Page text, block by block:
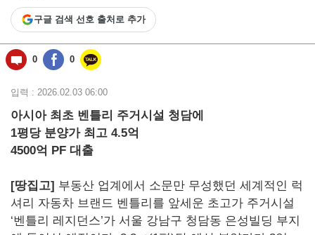
동)
구글 검색 선호 출처로 추가
0 0
입력 : 2026.02.03 06:00
아시아 최초 벤틀리 주거시설 청담에
1평당 분양가 최고 4.5억
4500억 PF 대출
[땅집고] 부동산 업계에서 소문만 무성했던 세계적인 럭
셔리 자동차 브랜드 벤틀리를 앞세운 초고가 주거시설
‘벤틀리 레지던스’가 서울 강남구 청담동 은성빌딩 부지